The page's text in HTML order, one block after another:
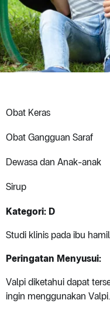
Obat Keras
Obat Gangguan Saraf
Dewasa dan Anak-anak
Sirup
Kategori: D
Studi klinis pada ibu
Peringatan Menyusui:
Valpi diketahui dapat
ingin menggunakan Valpi.